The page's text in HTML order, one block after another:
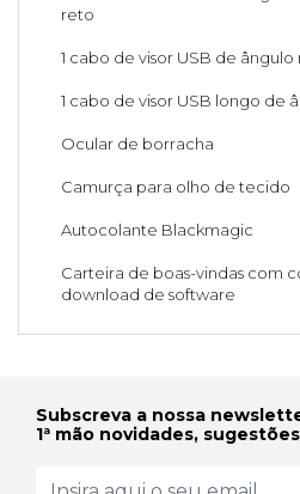
reto
1 cabo de visor USB de
1 cabo de visor USB longo de
Ocular de borracha
Camurça para olho de tecido
Autocolante Blackmagic
Carteira de boas-vindas com
download de software
Subscreva a nossa
1ª mão novidades,